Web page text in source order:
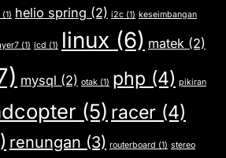
(1) helio spring (2) i2c (1) keseimbangan
(1) lcd (1) linux (6) matek (2)
mysql (2) otak (1) php (4) pikiran
(5) racer (4)
renungan (3) routerboard (1) stereo